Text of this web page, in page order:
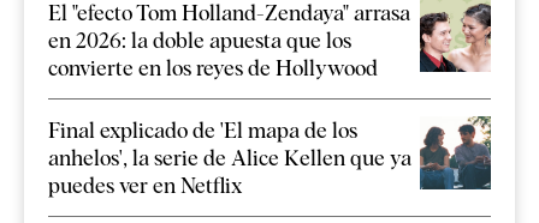
El "efecto Tom Holland-Zendaya" arrasa
en 2026: la doble apuesta que los
convierte en los reyes de Hollywood
Final explicado de 'El mapa de los
anhelos', la serie de Alice Kellen que ya
puedes ver en Netflix